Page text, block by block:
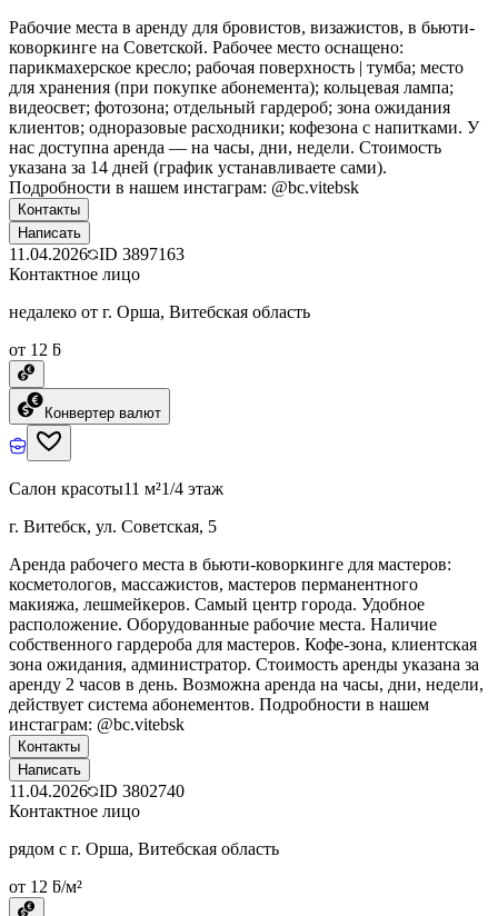
Рабочие места в аренду для бровистов, визажистов, в бьюти-
коворкинге на Советской. Рабочее место оснащено:
парикмахерское кресло; рабочая поверхность | тумба; место
для хранения (при покупке абонемента); кольцевая лампа;
видеосвет; фотозона; отдельный гардероб; зона ожидания
клиентов; одноразовые расходники; кофезона с напитками. У
нас доступна аренда — на часы, дни, недели. Стоимость
указана за 14 дней (график устанавливаете сами).
Подробности в нашем инстаграм: @bc.vitebsk
Контакты
Написать
11.04.2026 ID 3897163
Контактное лицо
недалеко от г. Орша, Витебская область
от 12 ƃ
Конвертер валют
Салон красоты11 м²1/4 этаж
г. Витебск, ул. Советская, 5
Аренда рабочего места в бьюти-коворкинге для мастеров:
косметологов, массажистов, мастеров перманентного
макияжа, лешмейкеров. Самый центр города. Удобное
расположение. Оборудованные рабочие места. Наличие
собственного гардероба для мастеров. Кофе-зона, клиентская
зона ожидания, администратор. Стоимость аренды указана за
аренду 2 часов в день. Возможна аренда на часы, дни, недели,
действует система абонементов. Подробности в нашем
инстаграм: @bc.vitebsk
Контакты
Написать
11.04.2026 ID 3802740
Контактное лицо
рядом с г. Орша, Витебская область
от 12 ƃ/м²